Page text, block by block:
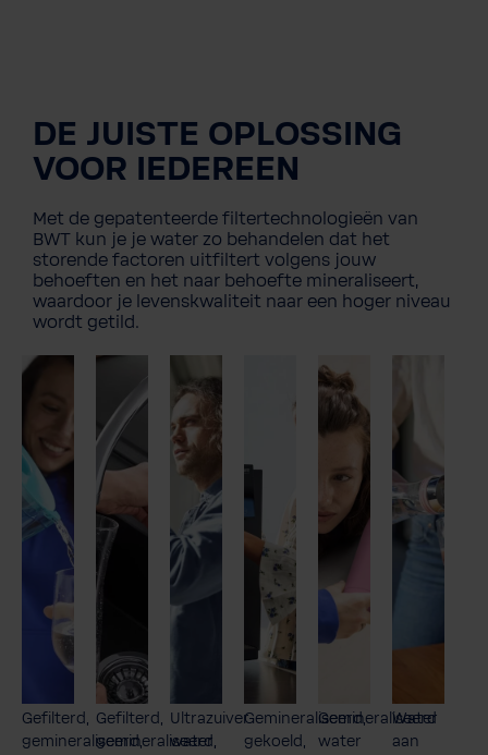
DE JUISTE OPLOSSING
VOOR IEDEREEN
Met de gepatenteerde filtertechnologieën van
BWT kun je je water zo behandelen dat het
storende factoren uitfiltert volgens jouw
behoeften en het naar behoefte mineraliseert,
waardoor je levenskwaliteit naar een hoger niveau
wordt getild.
Gefilterd,
gemineraliseerd,
Gefilterd,
gemineraliseerd,
Ultrazuiver
water,
Gemineraliseerd,
gekoeld,
Gemineraliseerd
water
Water
aan